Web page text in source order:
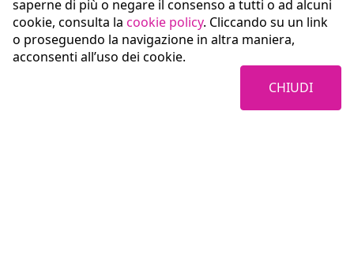
saperne di più o negare il consenso a tutti o ad alcuni
cookie, consulta la cookie policy. Cliccando su un link
o proseguendo la navigazione in altra maniera,
acconsenti all’uso dei cookie.
CHIUDI